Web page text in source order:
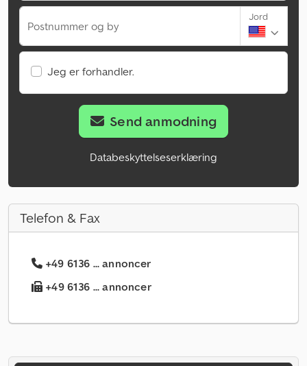
Postnummer og by
Jord
Jeg er forhandler.
Send anmodning
Databeskyttelseserklæring
Telefon & Fax
+49 6136 ... annoncer
+49 6136 ... annoncer